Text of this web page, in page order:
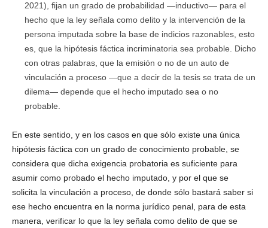
2021), fijan un grado de probabilidad —inductivo— para el
hecho que la ley señala como delito y la intervención de la
persona imputada sobre la base de indicios razonables, esto
es, que la hipótesis fáctica incriminatoria sea probable. Dicho
con otras palabras, que la emisión o no de un auto de
vinculación a proceso —que a decir de la tesis se trata de un
dilema— depende que el hecho imputado sea o no
probable.
En este sentido, y en los casos en que sólo existe una única
hipótesis fáctica con un grado de conocimiento probable, se
considera que dicha exigencia probatoria es suficiente para
asumir como probado el hecho imputado, y por el que se
solicita la vinculación a proceso, de donde sólo bastará saber si
ese hecho encuentra en la norma jurídico penal, para de esta
manera, verificar lo que la ley señala como delito de que se